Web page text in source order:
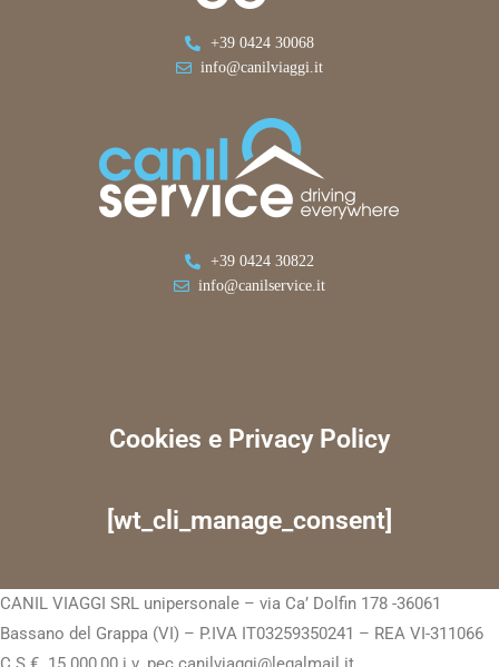
+39 0424 30068
info@canilviaggi.it
+39 0424 30822
info@canilservice.it
Cookies e Privacy Policy
[wt_cli_manage_consent]
CANIL VIAGGI SRL unipersonale – via Ca’ Dolfin 178 -36061
Bassano del Grappa (VI) – P.IVA IT03259350241 – REA VI-311066